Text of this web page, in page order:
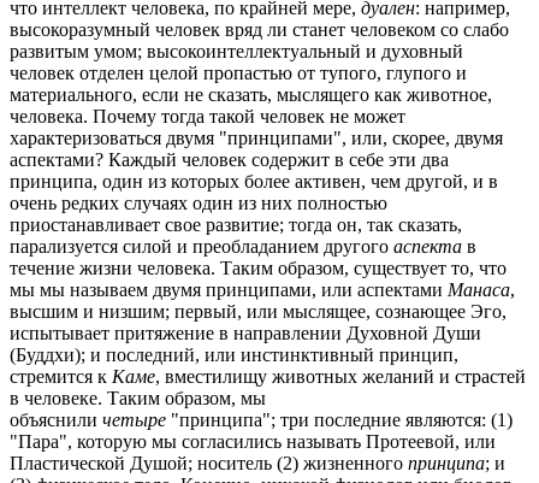
что интеллект человека, по крайней мере, дуален: например,
высокоразумный человек вряд ли станет человеком со слабо
развитым умом; высокоинтеллектуальный и духовный
человек отделен целой пропастью от тупого, глупого и
материального, если не сказать, мыслящего как животное,
человека. Почему тогда такой человек не может
характеризоваться двумя "принципами", или, скорее, двумя
аспектами? Каждый человек содержит в себе эти два
принципа, один из которых более активен, чем другой, и в
очень редких случаях один из них полностью
приостанавливает свое развитие; тогда он, так сказать,
парализуется силой и преобладанием другого аспекта в
течение жизни человека. Таким образом, существует то, что
мы мы называем двумя принципами, или аспектами Манаса,
высшим и низшим; первый, или мыслящее, сознающее Эго,
испытывает притяжение в направлении Духовной Души
(Буддхи); и последний, или инстинктивный принцип,
стремится к Каме, вместилищу животных желаний и страстей
в человеке. Таким образом, мы
объяснили четыре "принципа"; три последние являются: (1)
"Пара", которую мы согласились называть Протеевой, или
Пластической Душой; носитель (2) жизненного принципа; и